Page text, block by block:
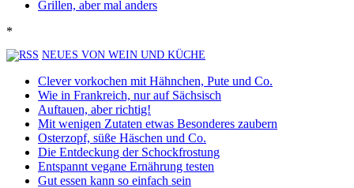
Grillen, aber mal anders
*
NEUES VON WEIN UND KÜCHE
Clever vorkochen mit Hähnchen, Pute und Co.
Wie in Frankreich, nur auf Sächsisch
Auftauen, aber richtig!
Mit wenigen Zutaten etwas Besonderes zaubern
Osterzopf, süße Häschen und Co.
Die Entdeckung der Schockfrostung
Entspannt vegane Ernährung testen
Gut essen kann so einfach sein